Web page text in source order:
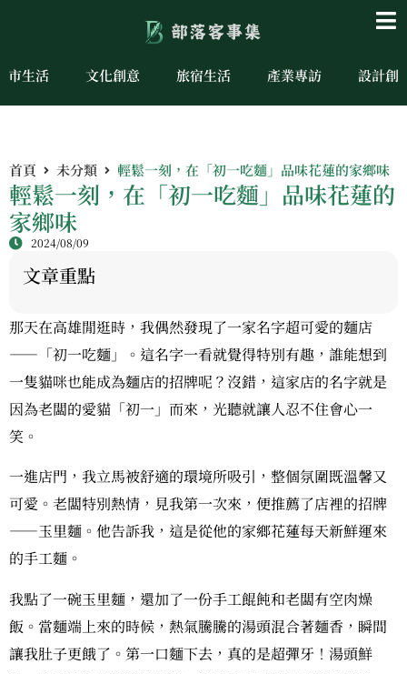
市生活 文化創意 旅宿生活 產業專訪 設計創
首頁 未分類 輕鬆一刻，在「初一吃麵」品味花蓮的家鄉味
輕鬆一刻，在「初一吃麵」品味花蓮的
家鄉味
2024/08/09
文章重點
那天在高雄閒逛時，我偶然發現了一家名字超可愛的麵店
——「初一吃麵」。這名字一看就覺得特別有趣，誰能想到
一隻貓咪也能成為麵店的招牌呢？沒錯，這家店的名字就是
因為老闆的愛貓「初一」而來，光聽就讓人忍不住會心一
笑。
一進店門，我立馬被舒適的環境所吸引，整個氛圍既溫馨又
可愛。老闆特別熱情，見我第一次來，便推薦了店裡的招牌
——玉里麵。他告訴我，這是從他的家鄉花蓮每天新鮮運來
的手工麵。
我點了一碗玉里麵，還加了一份手工餛飩和老闆有空肉燥
飯。當麵端上來的時候，熱氣騰騰的湯頭混合著麵香，瞬間
讓我肚子更餓了。第一口麵下去，真的是超彈牙！湯頭鮮